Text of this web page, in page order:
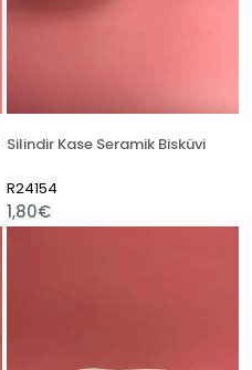
Silindir Kase Seramik Bisküvi
R24154
1,80€